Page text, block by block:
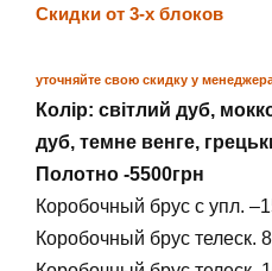
Скидки от 3-х блоков
уточняйте свою скидку у
Колір: світлий дуб,
дуб, темне венге,
Полотно -5500грн
Коробочный брус с упл.
Коробочный брус телеск.